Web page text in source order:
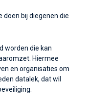
doen bij diegenen die
worden die kan
Hiermee
en organisaties om
datalek, dat wil